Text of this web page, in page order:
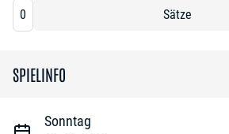
0 Sätze
SPIELINFO
Sonntag